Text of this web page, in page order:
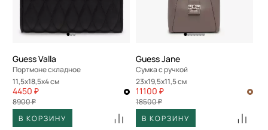
Guess Valla
Портмоне складное
11,5x18,5x4 см
4450 ₽
8900 ₽
В КОРЗИНУ
Guess Jane
Сумка с ручкой
23x19,5x11,5 см
11100 ₽
18500 ₽
В КОРЗИНУ